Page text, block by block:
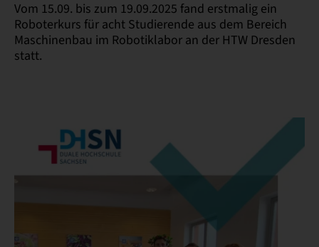
Vom 15.09. bis zum 19.09.2025 fand erstmalig ein
Roboterkurs für acht Studierende aus dem Bereich
Maschinenbau im Robotiklabor an der HTW Dresden
statt.